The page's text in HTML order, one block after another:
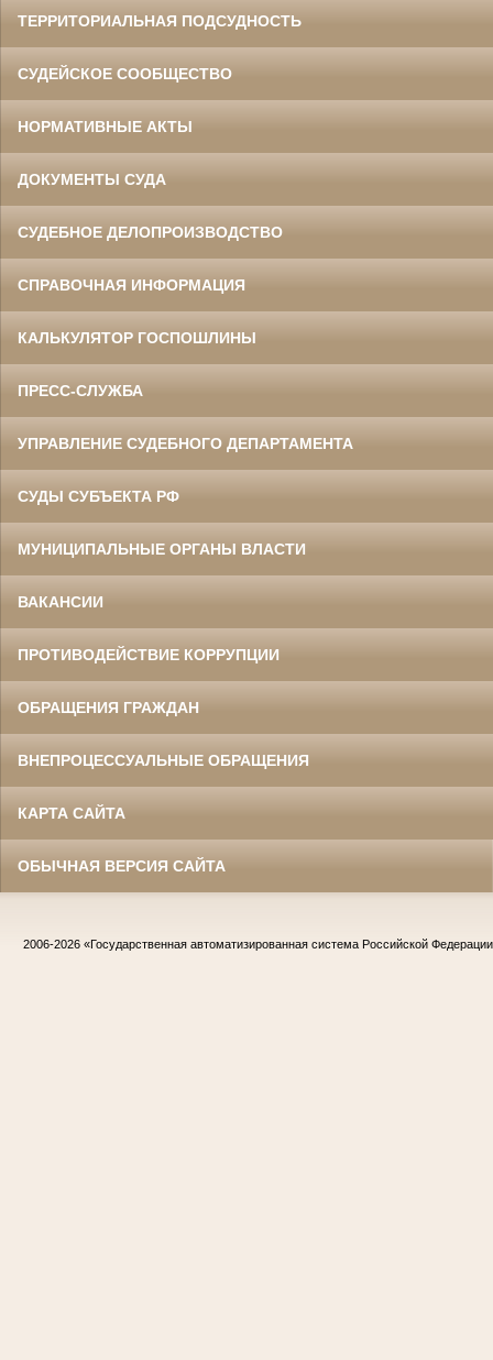
ТЕРРИТОРИАЛЬНАЯ ПОДСУДНОСТЬ
СУДЕЙСКОЕ СООБЩЕСТВО
НОРМАТИВНЫЕ АКТЫ
ДОКУМЕНТЫ СУДА
СУДЕБНОЕ ДЕЛОПРОИЗВОДСТВО
СПРАВОЧНАЯ ИНФОРМАЦИЯ
КАЛЬКУЛЯТОР ГОСПОШЛИНЫ
ПРЕСС-СЛУЖБА
УПРАВЛЕНИЕ СУДЕБНОГО ДЕПАРТАМЕНТА
СУДЫ СУБЪЕКТА РФ
МУНИЦИПАЛЬНЫЕ ОРГАНЫ ВЛАСТИ
ВАКАНСИИ
ПРОТИВОДЕЙСТВИЕ КОРРУПЦИИ
ОБРАЩЕНИЯ ГРАЖДАН
ВНЕПРОЦЕССУАЛЬНЫЕ ОБРАЩЕНИЯ
КАРТА САЙТА
ОБЫЧНАЯ ВЕРСИЯ САЙТА
2006-2026 «Государственная автоматизированная система Российской